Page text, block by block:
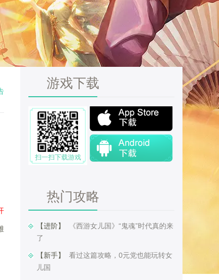
游戏下载
扫一扫下载游戏
热门攻略
【进阶】 ​
《西游女儿国》“鬼魂”时代真的来
了
【新手】 ​ 看过这篇攻略，0元党也能玩转女
儿国